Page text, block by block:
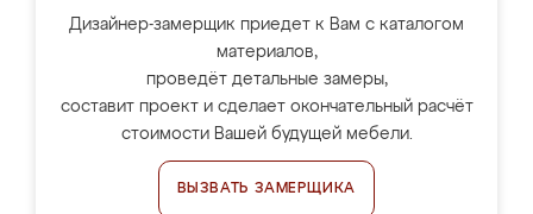
Дизайнер-замерщик приедет к Вам с каталогом
материалов,
проведёт детальные замеры,
составит проект и сделает окончательный расчёт
стоимости Вашей будущей мебели.
ВЫЗВАТЬ ЗАМЕРЩИКА